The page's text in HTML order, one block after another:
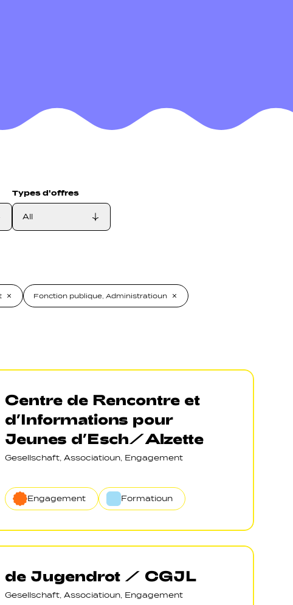
Engagement, Fonction publique, Administratioun, Berodung,
Types d'offres
All
Fonction publique, Administratioun
Centre de Rencontre et
d’Informations pour
Jeunes d’Esch/Alzette
Gesellschaft, Associatioun, Engagement
Engagement Formatioun
de Jugendrot / CGJL
Gesellschaft, Associatioun, Engagement